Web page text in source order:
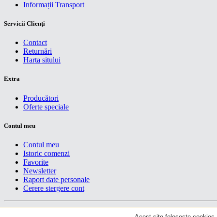
Informații Transport
Servicii Clienţi
Contact
Returnări
Harta sitului
Extra
Producători
Oferte speciale
Contul meu
Contul meu
Istoric comenzi
Favorite
Newsletter
Raport date personale
Cerere stergere cont